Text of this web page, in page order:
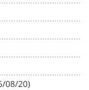
08/20)